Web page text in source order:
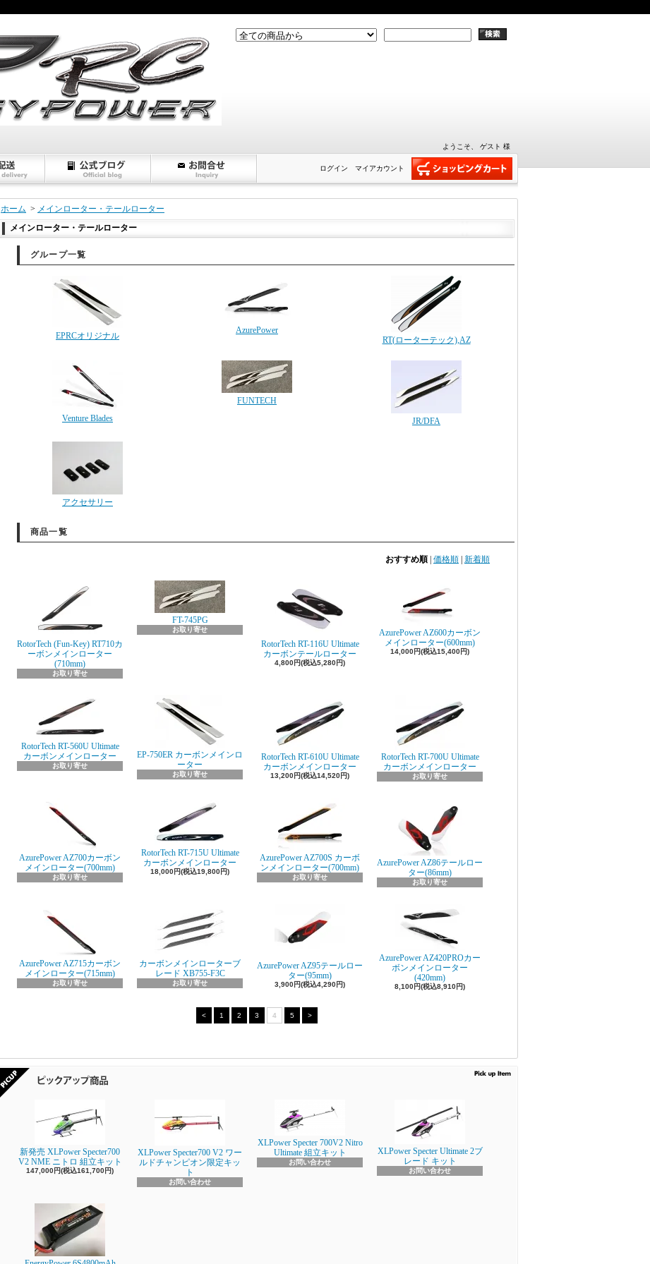
ようこそ、 ゲスト 様
マイアカウント
ログイン
ホーム > メインローター・テールローター
メインローター・テールローター
グループ一覧
EPRCオリジナル
AzurePower
RT(ローターテック),AZ
Venture Blades
FUNTECH
JR/DFA
アクセサリー
商品一覧
おすすめ順 価格順 新着順
RotorTech (Fun-Key) RT710カ
ーボンメインローター
(710mm)
お取り寄せ
FT-745PG
お取り寄せ
RotorTech RT-116U Ultimate
カーボンテールローター
4,800円(税込5,280円)
AzurePower AZ600カーボン
メインローター(600mm)
14,000円(税込15,400円)
RotorTech RT-560U Ultimate
カーボンメインローター
お取り寄せ
EP-750ER カーボンメインロ
ーター
お取り寄せ
RotorTech RT-610U Ultimate
カーボンメインローター
13,200円(税込14,520円)
RotorTech RT-700U Ultimate
カーボンメインローター
お取り寄せ
AzurePower AZ700カーボン
メインローター(700mm)
お取り寄せ
RotorTech RT-715U Ultimate
カーボンメインローター
18,000円(税込19,800円)
AzurePower AZ700S カーボ
ンメインローター(700mm)
お取り寄せ
AzurePower AZ86テールロー
ター(86mm)
お取り寄せ
AzurePower AZ715カーボン
メインローター(715mm)
お取り寄せ
カーボンメインローターブ
レード XB755-F3C
お取り寄せ
AzurePower AZ95テールロー
ター(95mm)
3,900円(税込4,290円)
AzurePower AZ420PROカー
ボンメインローター
(420mm)
8,100円(税込8,910円)
< 1 2 3 4 5 >
新発売 XLPower Specter700
V2 NME ニトロ 組立キット
147,000円(税込161,700円)
XLPower Specter700 V2 ワー
ルドチャンピオン限定キッ
ト
お問い合わせ
XLPower Specter 700V2 Nitro
Ultimate 組立キット
お問い合わせ
XLPower Specter Ultimate 2ブ
レード キット
お問い合わせ